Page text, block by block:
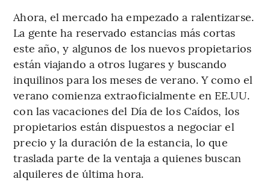
Ahora, el mercado ha empezado a ralentizarse.
La gente ha reservado estancias más cortas
este año, y algunos de los nuevos propietarios
están viajando a otros lugares y buscando
inquilinos para los meses de verano. Y como el
verano comienza extraoficialmente en EE.UU.
con las vacaciones del Día de los Caídos, los
propietarios están dispuestos a negociar el
precio y la duración de la estancia, lo que
traslada parte de la ventaja a quienes buscan
alquileres de última hora.